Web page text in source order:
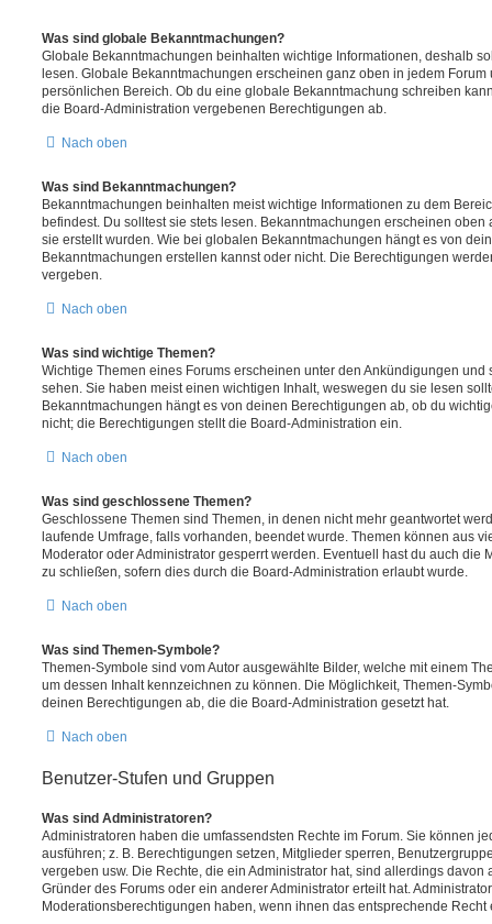
Was sind globale Bekanntmachungen?
Globale Bekanntmachungen beinhalten wichtige Informationen, deshalb
lesen. Globale Bekanntmachungen erscheinen ganz oben in jedem
persönlichen Bereich. Ob du eine globale Bekanntmachung schreiben
die Board-Administration vergebenen Berechtigungen ab.
Nach oben
Was sind Bekanntmachungen?
Bekanntmachungen beinhalten meist wichtige Informationen zu dem
befindest. Du solltest sie stets lesen. Bekanntmachungen erscheinen oben
sie erstellt wurden. Wie bei globalen Bekanntmachungen hängt es von
Bekanntmachungen erstellen kannst oder nicht. Die Berechtigungen
vergeben.
Nach oben
Was sind wichtige Themen?
Wichtige Themen eines Forums erscheinen unter den Ankündigungen und
sehen. Sie haben meist einen wichtigen Inhalt, weswegen du sie lesen
Bekanntmachungen hängt es von deinen Berechtigungen ab, ob du
nicht; die Berechtigungen stellt die Board-Administration ein.
Nach oben
Was sind geschlossene Themen?
Geschlossene Themen sind Themen, in denen nicht mehr geantwortet
laufende Umfrage, falls vorhanden, beendet wurde. Themen können aus
Moderator oder Administrator gesperrt werden. Eventuell hast du auch die
zu schließen, sofern dies durch die Board-Administration erlaubt wurde.
Nach oben
Was sind Themen-Symbole?
Themen-Symbole sind vom Autor ausgewählte Bilder, welche mit einem
um dessen Inhalt kennzeichnen zu können. Die Möglichkeit, Themen-
deinen Berechtigungen ab, die die Board-Administration gesetzt hat.
Nach oben
Benutzer-Stufen und Gruppen
Was sind Administratoren?
Administratoren haben die umfassendsten Rechte im Forum. Sie können
ausführen; z. B. Berechtigungen setzen, Mitglieder sperren,
vergeben usw. Die Rechte, die ein Administrator hat, sind allerdings
Gründer des Forums oder ein anderer Administrator erteilt hat.
Moderationsberechtigungen haben, wenn ihnen das entsprechende Recht